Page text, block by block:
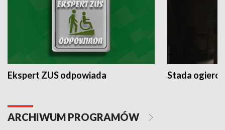
Ekspert ZUS odpowiada Stada
ARCHIWUM PROGRAMÓW